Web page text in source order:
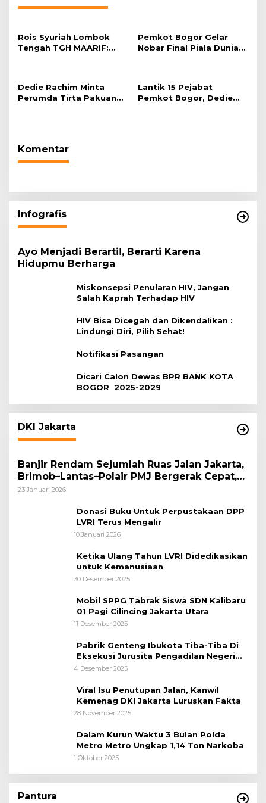
Rois Syuriah Lombok
Tengah TGH MAARIF:
Pemkot Bogor Gelar
Nobar Final Piala Dunia
Dedie Rachim Minta
Perumda Tirta Pakuan
Lantik 15 Pejabat
Pemkot Bogor, Dedie
Komentar
Infografis
Ayo Menjadi Berarti!, Berarti Karena
Hidupmu Berharga
Miskonsepsi Penularan HIV, Jangan
Salah Kaprah Terhadap HIV
HIV Bisa Dicegah dan Dikendalikan :
Lindungi Diri, Pilih Sehat!
Notifikasi Pasangan
Dicari Calon Dewas BPR BANK KOTA
BOGOR 2025-2029
DKI Jakarta
Banjir Rendam Sejumlah Ruas Jalan Jakarta,
Brimob–Lantas–Polair PMJ Bergerak Cepat,
Polri Siagakan 128.247 Personel Secara
23 Januari 2026
Donasi Buku Untuk Perpustakaan DPP
LVRI Terus Mengalir
10 Januari 2026
Ketika Ulang Tahun LVRI Didedikasikan
untuk Kemanusiaan
30 Desember 2025
Mobil SPPG Tabrak Siswa SDN Kalibaru
01 Pagi Cilincing Jakarta Utara
11 Desember 2025
Pabrik Genteng Ibukota Tiba-Tiba Di
Eksekusi Jurusita Pengadilan Negeri
Tangerang, Diduga Cacat Hukum Sejak
4 Desember 2025
Viral Isu Penutupan Jalan, Kanwil
Kemenag DKI Jakarta Luruskan Fakta
28 November 2025
Dalam Kurun Waktu 3 Bulan Polda
Metro Metro Ungkap 1,14 Ton Narkoba
1 Oktober 2025
Pantura